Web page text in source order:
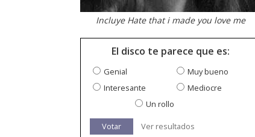
Incluye Hate that i made you love me
El disco te parece que es:
Genial
Muy bueno
Interesante
Mediocre
Un rollo
Votar Ver resultados